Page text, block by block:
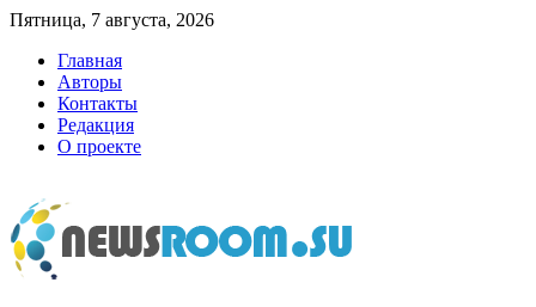
Пятница, 7 августа, 2026
Главная
Авторы
Контакты
Редакция
О проекте